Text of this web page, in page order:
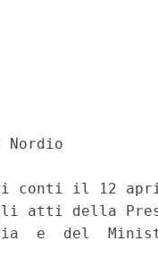
conti il 12
atti della
e  del